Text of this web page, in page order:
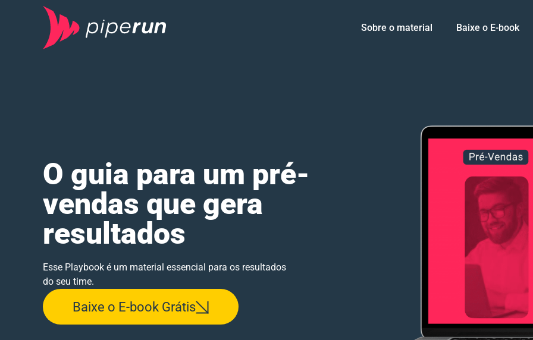
Sobre o material Baixe o E-book
O guia para um pré-
vendas que gera
resultados
Esse Playbook é um material essencial para os resultados
do seu time.
Baixe o E-book Grátis